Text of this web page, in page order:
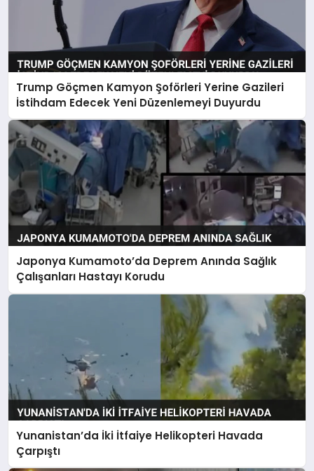
Trump Göçmen Kamyon Şoförleri Yerine Gazileri
İstihdam Edecek Yeni Düzenlemeyi Duyurdu
Japonya Kumamoto’da Deprem Anında Sağlık
Çalışanları Hastayı Korudu
Yunanistan’da İki İtfaiye Helikopteri Havada
Çarpıştı